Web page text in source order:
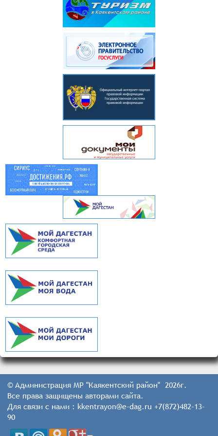
© Администрация МР "Каякентский район" 2026г.
Все права защищены авторами сайта.
Для связи с нами : kkentrayon@e-dag.ru +7(872)482-13-
90